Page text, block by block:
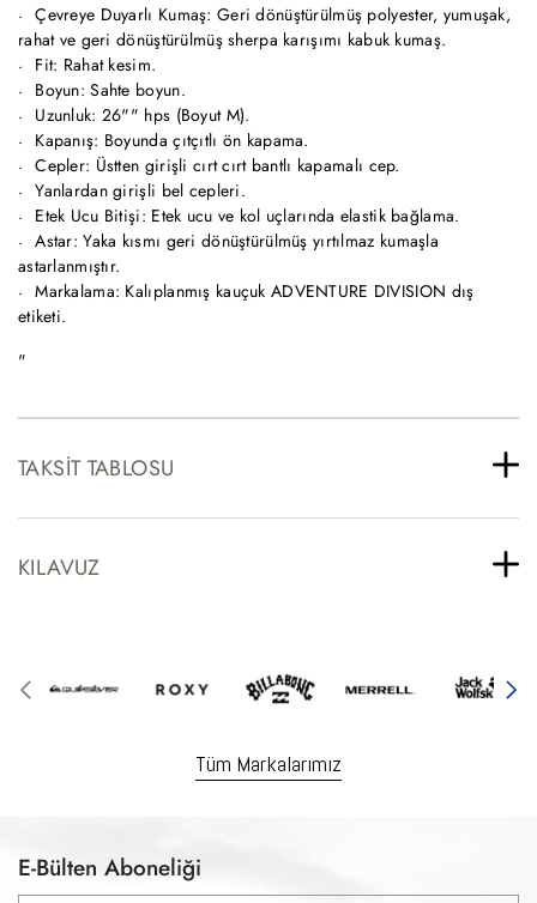
Çevreye Duyarlı Kumaş: Geri dönüştürülmüş polyester, yumuşak,
rahat ve geri dönüştürülmüş sherpa karışımı kabuk kumaş.
Fit: Rahat kesim.
Boyun: Sahte boyun.
Uzunluk: 26"" hps (Boyut M).
Kapanış: Boyunda çıtçıtlı ön kapama.
Cepler: Üstten girişli cırt cırt bantlı kapamalı cep.
Yanlardan girişli bel cepleri.
Etek Ucu Bitişi: Etek ucu ve kol uçlarında elastik bağlama.
Astar: Yaka kısmı geri dönüştürülmüş yırtılmaz kumaşla
astarlanmıştır.
Markalama: Kalıplanmış kauçuk ADVENTURE DIVISION dış
etiketi.
"
TAKSIT TABLOSU
KILAVUZ
Tüm Markalarımız
E-Bülten Aboneliği